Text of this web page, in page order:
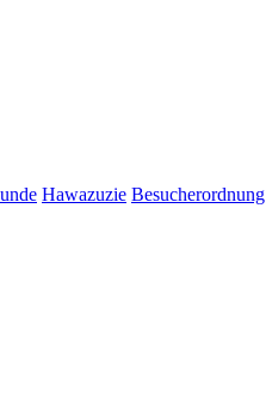
Hawazuzie Besucherordnung